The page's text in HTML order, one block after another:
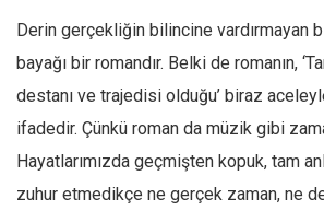
Derin gerçekliğin bilincine vardırmayan
bayağı bir romandır. Belki de romanın,
destanı ve trajedisi olduğu’ biraz
ifadedir. Çünkü roman da müzik gibi
Hayatlarımızda geçmişten kopuk, tam
zuhur etmedikçe ne gerçek zaman, ne